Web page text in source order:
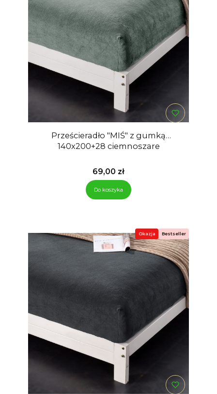
Prześcieradło "MIŚ" z gumką
140x200+28 ciemnoszare
Cena
69,00 zł
Do koszyka
Okazja Bestseller